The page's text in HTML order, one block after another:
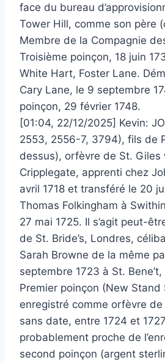
face du bureau
Tower Hill, comme son père
Membre de la Compagnie
Troisième poinçon, 18 juin
White Hart, Foster Lane.
Cary Lane, le 9 septembre
poinçon, 29 février 1748.
[01:04, 22/12/2025] Kevin:
2553, 2556-7, 3794), fils de
dessus), orfèvre de St.
Cripplegate, apprenti chez
avril 1718 et transféré le 20
Thomas Folkingham à
27 mai 1725. Il s’agit peut-
de St. Bride’s, Londres,
Sarah Browne de la même
septembre 1723 à St. Bene’t,
Premier poinçon (New Stand
enregistré comme orfèvre
sans date, entre 1724 et
probablement proche de
second poinçon (argent